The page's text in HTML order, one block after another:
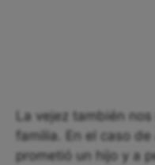
La vejez también
familia. En el caso
prometió un hijo y a